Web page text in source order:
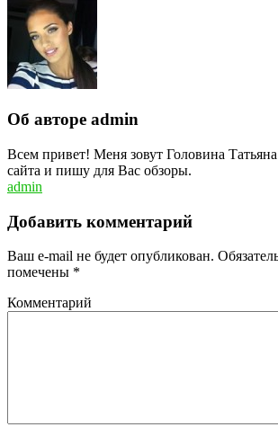
Об авторе admin
Всем привет! Меня зовут Головина
сайта и пишу для Вас обзоры.
admin
Добавить комментарий
Ваш e-mail не будет опубликован.
помечены *
Комментарий